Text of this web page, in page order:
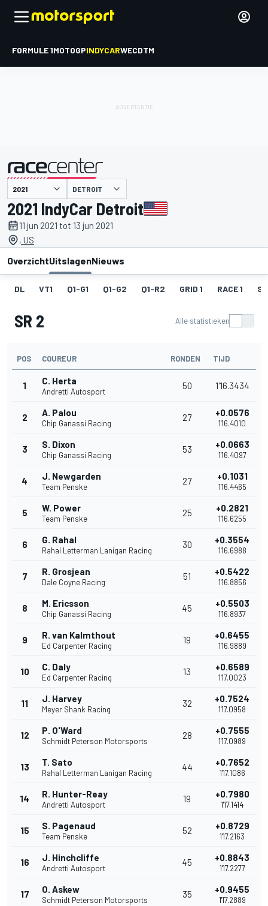
FORMULE 1MOTOGPINDYCARWECDTM
gepresenteerd door DETROIT
2021 IndyCar Detroit
11 jun 2021 tot 13 jun 2021
, US
OverzichtUitslagenNieuws
DL VT1 Q1-G1 Q1-G2 Q1-R2 GRID 1 RACE 1
SR 2 Alle statistieken
POS COUREUR RONDEN TIJD
1 C. Herta
Andretti Autosport
50 1'16.3434
2 A. Palou
Chip Ganassi Racing
27 +0.0576
1'16.4010
3 S. Dixon
Chip Ganassi Racing
53 +0.0663
1'16.4097
4 J. Newgarden
Team Penske
27 +0.1031
1'16.4465
5 W. Power
Team Penske
25 +0.2821
1'16.6255
6 G. Rahal
Rahal Letterman Lanigan Racing
30 +0.3554
1'16.6988
7 R. Grosjean
Dale Coyne Racing
51 +0.5422
1'16.8856
8 M. Ericsson
Chip Ganassi Racing
45 +0.5503
1'16.8937
9 R. van Kalmthout
Ed Carpenter Racing
19 +0.6455
1'16.9889
10 C. Daly
Ed Carpenter Racing
13 +0.6589
1'17.0023
11 J. Harvey
Meyer Shank Racing
32 +0.7524
1'17.0958
12 P. O'Ward
Schmidt Peterson Motorsports
28 +0.7555
1'17.0989
13 T. Sato
Rahal Letterman Lanigan Racing
44 +0.7652
1'17.1086
14 R. Hunter-Reay
Andretti Autosport
19 +0.7980
1'17.1414
15 S. Pagenaud
Team Penske
52 +0.8729
1'17.2163
16 J. Hinchcliffe
Andretti Autosport
45 +0.8843
1'17.2277
17 O. Askew
Schmidt Peterson Motorsports
35 +0.9455
1'17.2889